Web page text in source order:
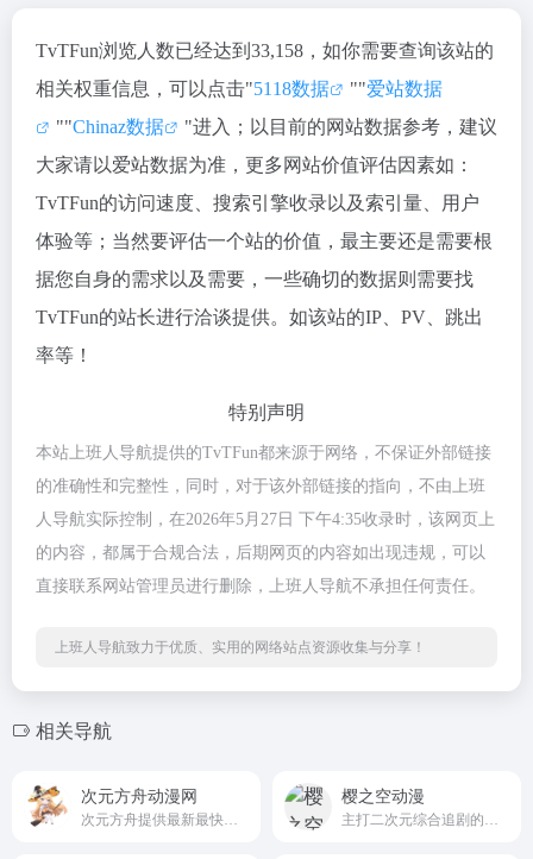
TvTFun浏览人数已经达到33,158，如你需要查询该站的
相关权重信息，可以点击"5118数据 ""爱站数据
""Chinaz数据
"进入；以目前的网站数据参考，建议
大家请以爱站数据为准，更多网站价值评估因素如：
TvTFun的访问速度、搜索引擎收录以及索引量、用户
体验等；当然要评估一个站的价值，最主要还是需要根
据您自身的需求以及需要，一些确切的数据则需要找
TvTFun的站长进行洽谈提供。如该站的IP、PV、跳出
率等！
特别声明
本站上班人导航提供的TvTFun都来源于网络，不保证外部链接
的准确性和完整性，同时，对于该外部链接的指向，不由上班
人导航实际控制，在2026年5月27日 下午4:35收录时，该网页上
的内容，都属于合规合法，后期网页的内容如出现违规，可以
直接联系网站管理员进行删除，上班人导航不承担任何责任。
上班人导航致力于优质、实用的网络站点资源收集与分享！
相关导航
次元方舟动漫网 樱之空动漫